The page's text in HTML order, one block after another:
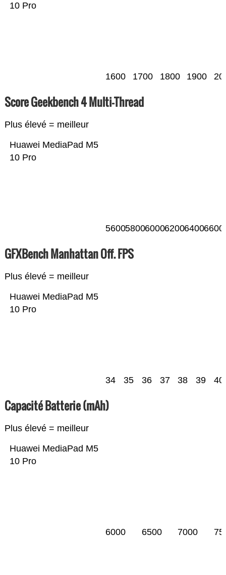
10 Pro
1600 1700 1800 1900
Score Geekbench 4 Multi-Thread
Plus élevé = meilleur
Huawei MediaPad M5
10 Pro
560058006000620064006600
GFXBench Manhattan Off. FPS
Plus élevé = meilleur
Huawei MediaPad M5
10 Pro
34 35 36 37 38 39 40
Capacité Batterie (mAh)
Plus élevé = meilleur
Huawei MediaPad M5
10 Pro
6000 6500 7000